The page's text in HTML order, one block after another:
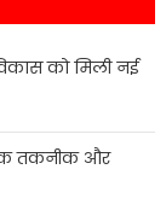
को मिली नई
तकनीक और